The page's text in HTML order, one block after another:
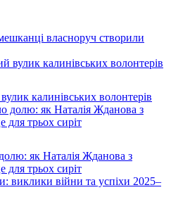
власноруч створили
калинівських волонтерів
як Наталія Жданова з
для трьох сиріт